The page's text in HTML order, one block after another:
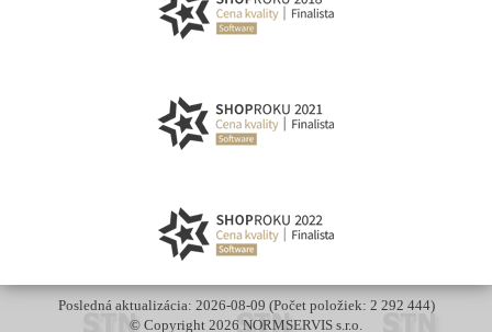
Posledná aktualizácia: 2026-08-09 (Počet položiek: 2 292 444)
© Copyright 2026 NORMSERVIS s.r.o.